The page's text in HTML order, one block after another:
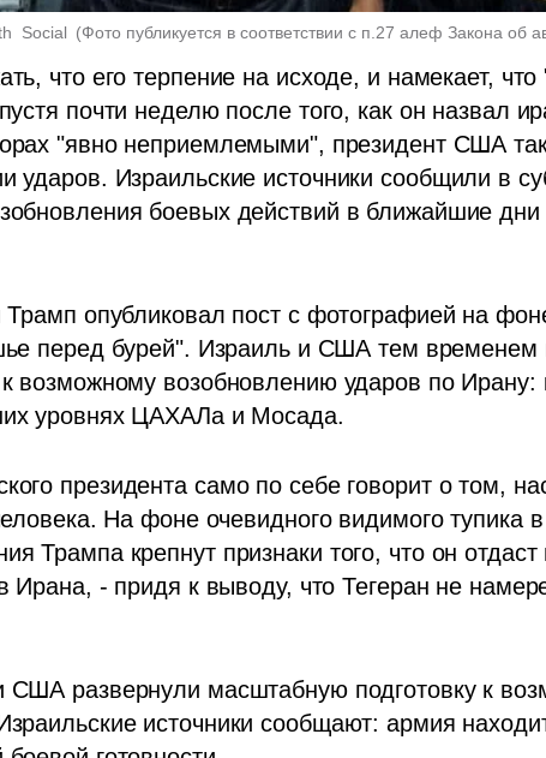
Social (Фото публикуется в соответствии с п.27 алеф Закона об
что его терпение на исходе, и намекает,
почти неделю после того, как он назвал
"явно неприемлемыми", президент США
ударов. Израильские источники сообщили в
боевых действий в ближайшие дни
Трамп опубликовал пост с фотографией на
перед бурей". Израиль и США тем временем
к возможному возобновлению ударов по Ирану:
уровнях ЦАХАЛа и Мосада.
президента само по себе говорит о том,
На фоне очевидного видимого тупика
Трампа крепнут признаки того, что он отдаст
Ирана, - придя к выводу, что Тегеран не
развернули масштабную подготовку к
источники сообщают: армия